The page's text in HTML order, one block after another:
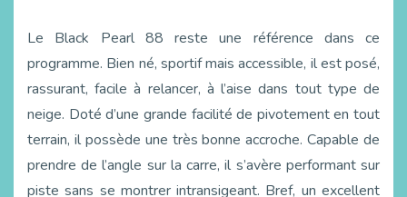
Le Black Pearl 88 reste une référence dans ce
programme. Bien né, sportif mais accessible, il est posé,
rassurant, facile à relancer, à l’aise dans tout type de
neige. Doté d’une grande facilité de pivotement en tout
terrain, il possède une très bonne accroche. Capable de
prendre de l’angle sur la carre, il s’avère performant sur
piste sans se montrer intransigeant. Bref, un excellent